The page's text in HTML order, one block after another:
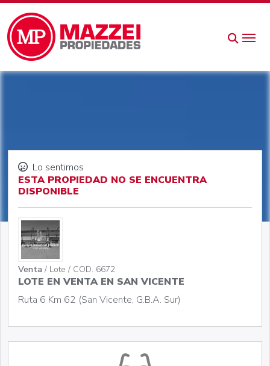
Lo sentimos
ESTA PROPIEDAD NO SE ENCUENTRA
DISPONIBLE
Venta / Lote / COD. 6672
LOTE EN VENTA EN SAN VICENTE
Ruta 6 Km 62 (San Vicente, G.B.A. Sur)